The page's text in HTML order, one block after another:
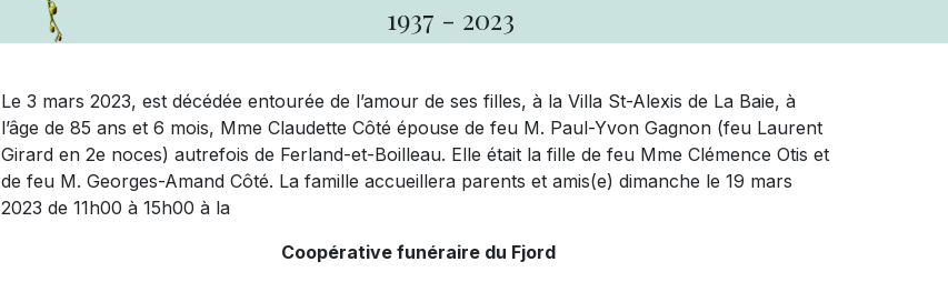
1937 - 2023
Le 3 mars 2023, est décédée entourée de l’amour de ses filles, à la Villa St-Alexis de La Baie, à
l’âge de 85 ans et 6 mois, Mme Claudette Côté épouse de feu M. Paul-Yvon Gagnon (feu Laurent
Girard en 2e noces) autrefois de Ferland-et-Boilleau. Elle était la fille de feu Mme Clémence Otis et
de feu M. Georges-Amand Côté. La famille accueillera parents et amis(e) dimanche le 19 mars
2023 de 11h00 à 15h00 à la
Coopérative funéraire du Fjord